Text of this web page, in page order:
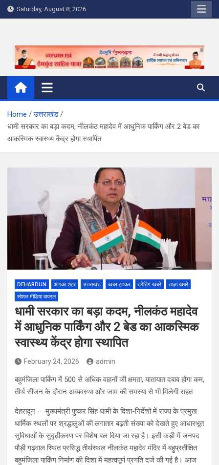
Skip
to
Saturday, August 8, 2026
Home
उत्तराखंड
धामी सरकार का बड़ा कदम, नीलकंठ महादेव में आधुनिक पार्किंग और 2 बेड का
आकस्मिक स्वास्थ्य केंद्र होगा स्थापित
DEHARDUN आपका शहर उत्तराखंड खबर हटकर ट्रेंडिंग खबरें
ताज़ा ख़बरें
सोशल मीडिया वायरल
धामी सरकार का बड़ा कदम, नीलकंठ महादेव
में आधुनिक पार्किंग और 2 बेड का आकस्मिक
स्वास्थ्य केंद्र होगा स्थापित
February 24, 2026 admin
बहुमंजिला पार्किंग में 500 से अधिक वाहनों की क्षमता, यातायात दबाव होगा कम,
तीर्थ सीजन के दौरान अव्यवस्था और जाम की समस्या से भी मिलेगी राहत
देहरादून – मुख्यमंत्री पुष्कर सिंह धामी के दिशा-निर्देशों में राज्य के प्रमुख
धार्मिक स्थलों पर श्रद्धालुओं की लगातार बढ़ती संख्या को देखते हुए आधारभूत
सुविधाओं के सुदृढ़ीकरण पर विशेष बल दिया जा रहा है। इसी कड़ी में जनपद
पौड़ी गढ़वाल स्थित प्रसिद्ध तीर्थस्थल नीलकंठ महादेव मंदिर में बहुप्रतीक्षित
बहुमंजिला पार्किंग निर्माण की दिशा में महत्वपूर्ण प्रगति दर्ज की गई है। आज